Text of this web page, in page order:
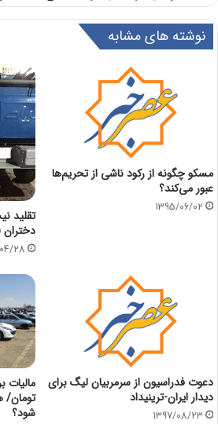
نوشته های مشابه
مسکو چگونه از رکود ناشی از تحریم‌ها
عبور می‌کند؟
1395/06/02
تقلید
28
دعوت فدراسیون از سرمربیان لیگ برای
دیدار ایران-ترینیداد
1397/08/23
تومان/
شود؟